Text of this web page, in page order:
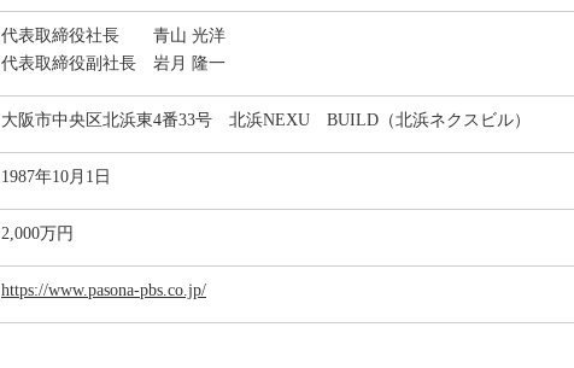
代表取締役社長 青山 光洋
代表取締役副社長 岩月 隆一
大阪市中央区北浜東4番33号 北浜NEXU BUILD（北浜ネクスビル）
1987年10月1日
2,000万円
https://www.pasona-pbs.co.jp/